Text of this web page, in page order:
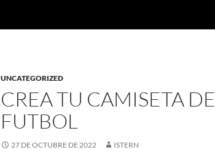
UNCATEGORIZED
CREA TU CAMISETA DE
FUTBOL
27 DE OCTUBRE DE 2022 ISTERN